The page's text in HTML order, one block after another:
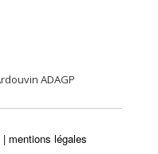
ADAGP
| mentions légales